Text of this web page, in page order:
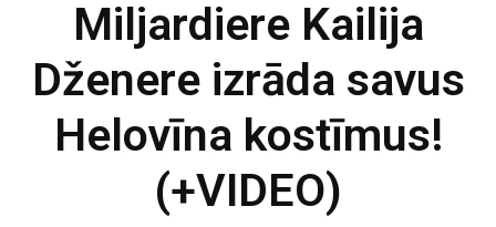
Miljardiere Kailija
Dženere izrāda savus
Helovīna kostīmus!
(+VIDEO)